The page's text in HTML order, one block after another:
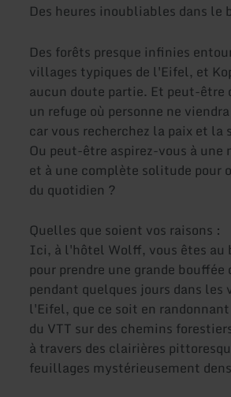
Des heures inoubliables dans le
Des forêts presque infinies
villages typiques de l'Eifel, et
aucun doute partie. Et peut-être
un refuge où personne ne
car vous recherchez la paix et la
Ou peut-être aspirez-vous à
et à une complète solitude pour
du quotidien ?
Quelles que soient vos raisons :
Ici, à l'hôtel Wolff, vous êtes au
pour prendre une grande bouffée
pendant quelques jours dans les
l'Eifel, que ce soit en
du VTT sur des chemins
à travers des clairières
feuillages mystérieusement